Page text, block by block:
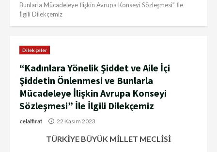
Bunlarla Mücadeleye İlişkin Avrupa Konseyi Sözleşmesi” İle
İlgili Dilekçemiz
Dilekçeler
“Kadınlara Yönelik Şiddet ve Aile İçi
Şiddetin Önlenmesi ve Bunlarla
Mücadeleye İlişkin Avrupa Konseyi
Sözleşmesi” İle İlgili Dilekçemiz
celalfirat 22 Kasım 2023
TÜRKİYE BÜYÜK MİLLET MECLİSİ